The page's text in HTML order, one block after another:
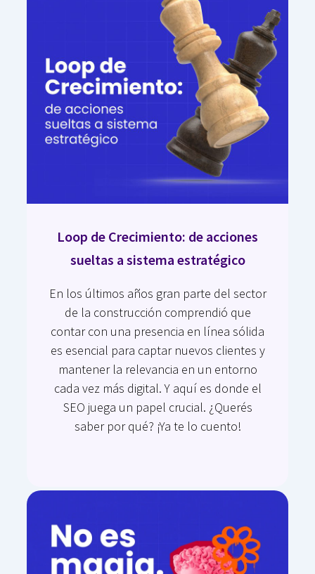
Loop de Crecimiento: de acciones
sueltas a sistema estratégico
En los últimos años gran parte del sector
de la construcción comprendió que
contar con una presencia en línea sólida
es esencial para captar nuevos clientes y
mantener la relevancia en un entorno
cada vez más digital. Y aquí es donde el
SEO juega un papel crucial. ¿Querés
saber por qué? ¡Ya te lo cuento!